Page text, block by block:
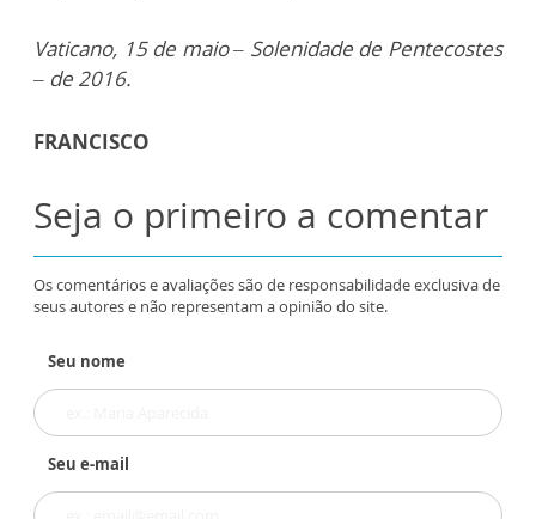
Vaticano, 15 de maio – Solenidade de Pentecostes
– de 2016.
FRANCISCO
Seja o primeiro a comentar
Os comentários e avaliações são de responsabilidade exclusiva de
seus autores e não representam a opinião do site.
Seu nome
Seu e-mail